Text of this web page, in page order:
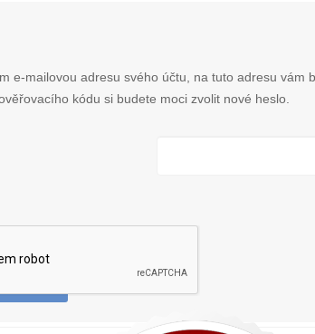
e-mailovou adresu svého účtu, na tuto adresu vám
kódu si budete moci zvolit nové heslo.